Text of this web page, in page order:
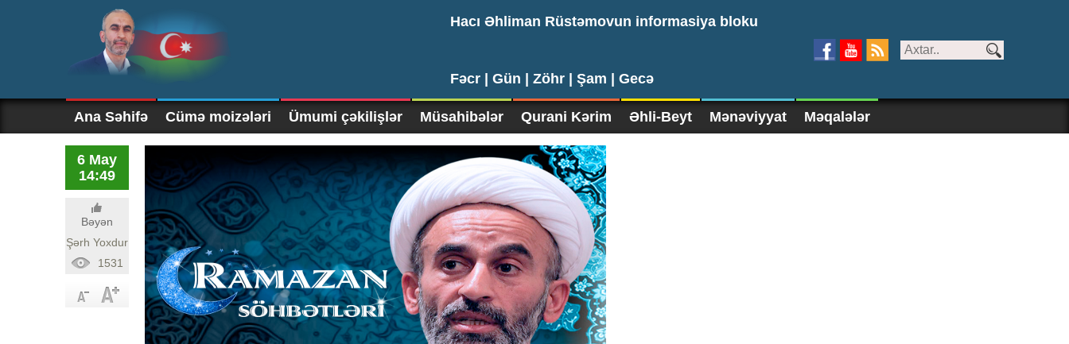
Hacı Əhliman Rüstəmovun informasiya bloku
Fəcr | Gün | Zöhr | Şam | Gecə
Ana Səhifə Cümə moizələri Ümumi çəkilişlər Müsahibələr Qurani Kərim Əhli-Beyt Mənəviyyat Məqalələr
6 May
14:49
Bəyən
Şərh Yoxdur
1531